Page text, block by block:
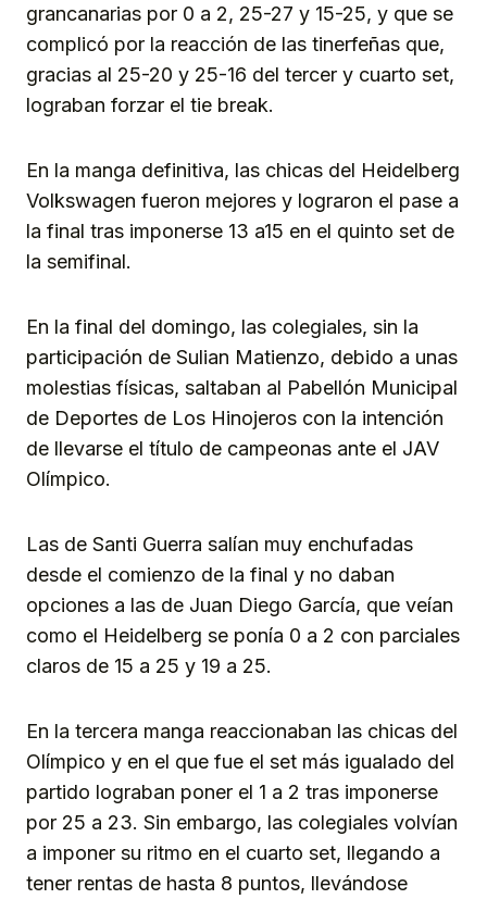
grancanarias por 0 a 2, 25-27 y 15-25, y que se
complicó por la reacción de las tinerfeñas que,
gracias al 25-20 y 25-16 del tercer y cuarto set,
lograban forzar el tie break.
En la manga definitiva, las chicas del Heidelberg
Volkswagen fueron mejores y lograron el pase a
la final tras imponerse 13 a15 en el quinto set de
la semifinal.
En la final del domingo, las colegiales, sin la
participación de Sulian Matienzo, debido a unas
molestias físicas, saltaban al Pabellón Municipal
de Deportes de Los Hinojeros con la intención
de llevarse el título de campeonas ante el JAV
Olímpico.
Las de Santi Guerra salían muy enchufadas
desde el comienzo de la final y no daban
opciones a las de Juan Diego García, que veían
como el Heidelberg se ponía 0 a 2 con parciales
claros de 15 a 25 y 19 a 25.
En la tercera manga reaccionaban las chicas del
Olímpico y en el que fue el set más igualado del
partido lograban poner el 1 a 2 tras imponerse
por 25 a 23. Sin embargo, las colegiales volvían
a imponer su ritmo en el cuarto set, llegando a
tener rentas de hasta 8 puntos, llevándose